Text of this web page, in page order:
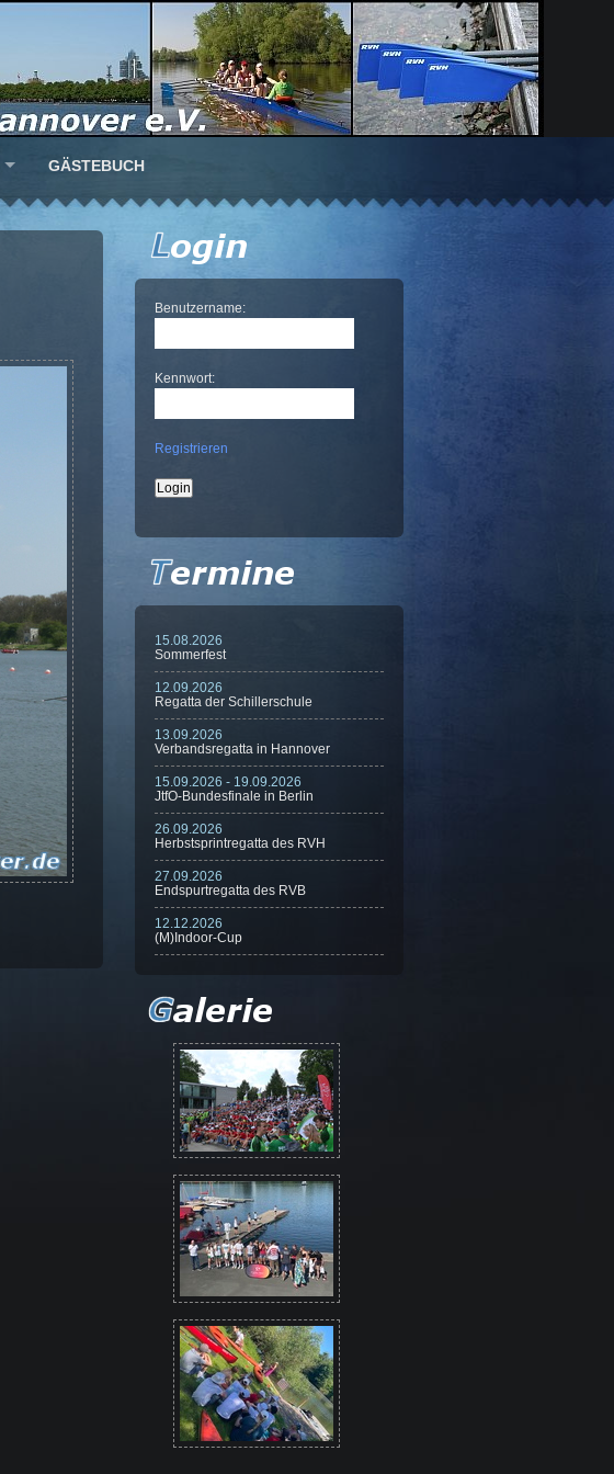
GÄSTEBUCH
Benutzername:
Kennwort:
Registrieren
15.08.2026
Sommerfest
12.09.2026
Regatta der Schillerschule
13.09.2026
Verbandsregatta in Hannover
15.09.2026 - 19.09.2026
JtfO-Bundesfinale in Berlin
26.09.2026
Herbstsprintregatta des RVH
27.09.2026
Endspurtregatta des RVB
12.12.2026
(M)Indoor-Cup